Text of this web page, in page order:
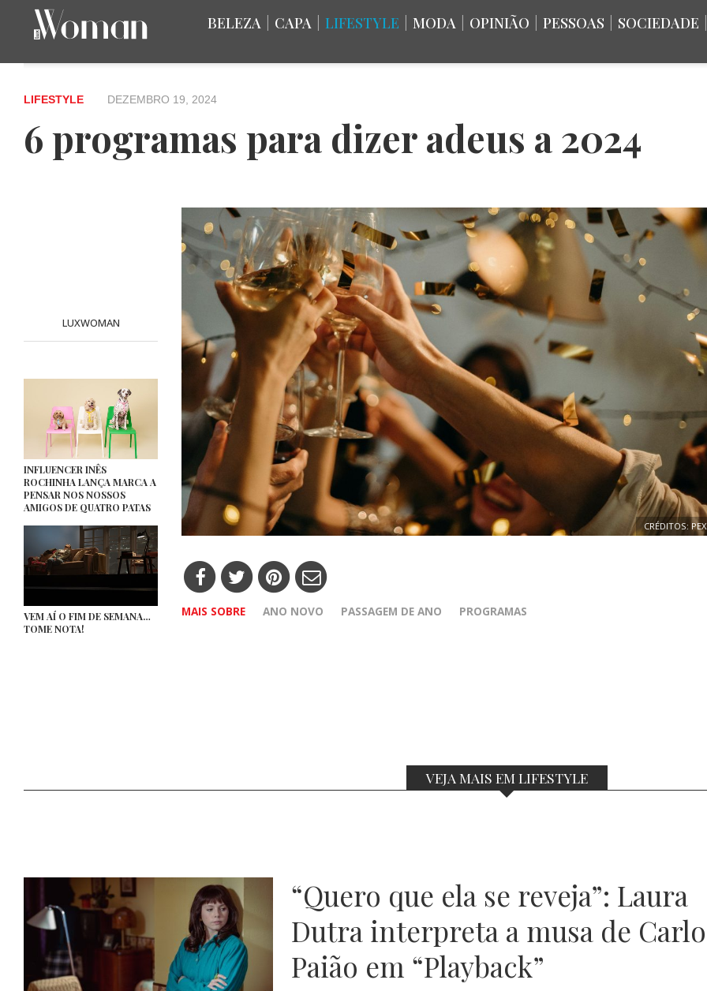
BELEZA CAPA LIFESTYLE MODA OPINIÃO PESSOAS SOCIEDADE
LIFESTYLE DEZEMBRO 19, 2024
6 programas para dizer adeus a 2024
LUXWOMAN
INFLUENCER INÊS
ROCHINHA LANÇA MARCA A
PENSAR NOS NOSSOS
AMIGOS DE QUATRO PATAS
VEM AÍ O FIM DE SEMANA…
TOME NOTA!
CRÉDITOS:
MAIS SOBRE ANO NOVO PASSAGEM DE ANO PROGRAMAS
VEJA MAIS EM LIFESTYLE
“Quero que ela se reveja”: Laura
Dutra interpreta a musa de
Paião em “Playback”